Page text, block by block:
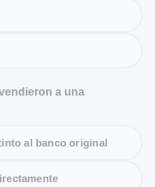
a una
al banco original